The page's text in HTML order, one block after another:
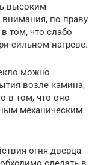
высоким
внимания, по праву
том, что слабо
сильном нагреве.
можно
возле камина,
в том, что оно
механическим
огня дверца